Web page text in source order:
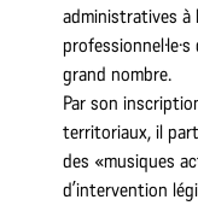
administratives à
grand nombre.
Par son
territoriaux, il
des «musiques
d’intervention